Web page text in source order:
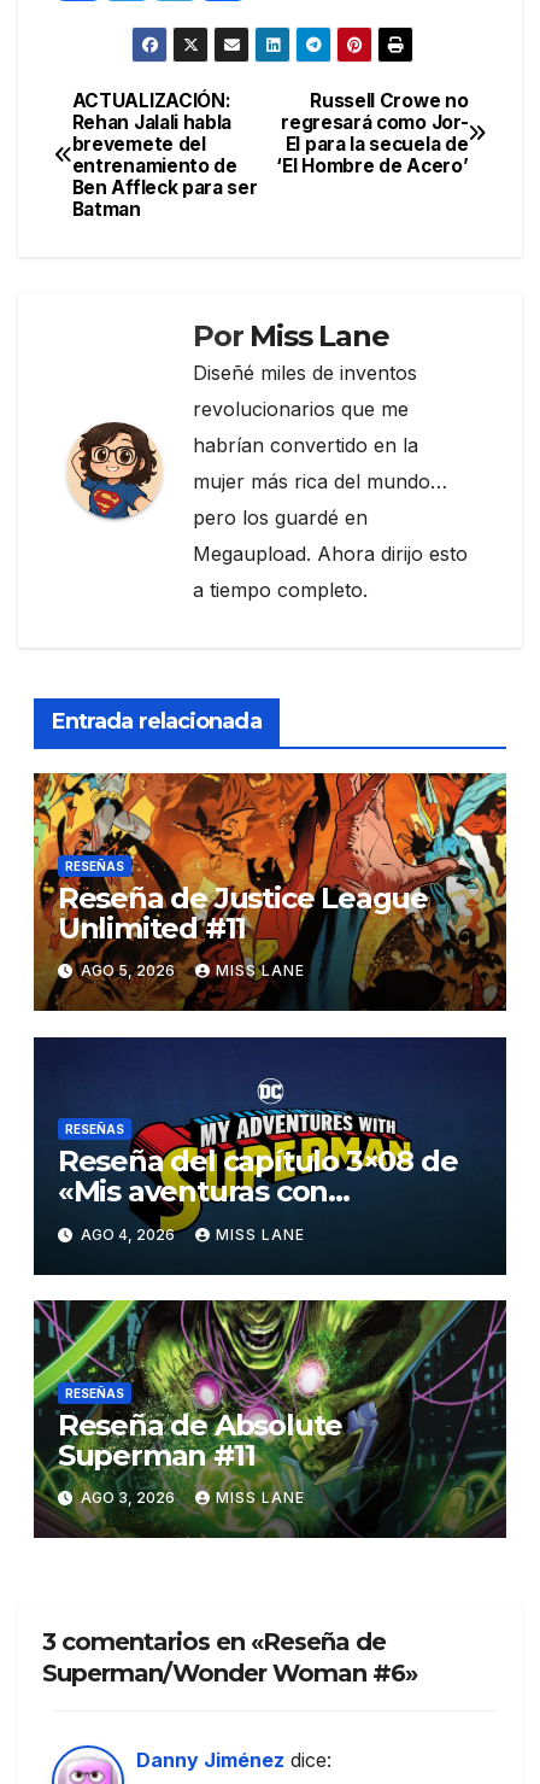
e
b
o
o
w
itt
er
el
e
gr
a
m
o
m
tir
Navegación
de
entradas
Russell Crowe no
regresará como Jor-
El para la secuela de
‘El Hombre de Acero’
ACTUALIZACIÓN:
Rehan Jalali habla
brevemete del
entrenamiento de
Ben Affleck para ser
Batman
Por Miss Lane
Diseñé miles de inventos
revolucionarios que me
habrían convertido en la
mujer más rica del mundo…
pero los guardé en
Megaupload. Ahora dirijo esto
a tiempo completo.
Entrada relacionada
RESEÑAS
Reseña de Justice League
Unlimited #11
AGO 5, 2026 MISS LANE
RESEÑAS
Reseña del capítulo 3×08 de
«Mis aventuras con
Superman»
AGO 4, 2026 MISS LANE
RESEÑAS
Reseña de Absolute
Superman #11
AGO 3, 2026 MISS LANE
3 comentarios en «Reseña de
Superman/Wonder Woman #6»
Danny Jiménez dice: